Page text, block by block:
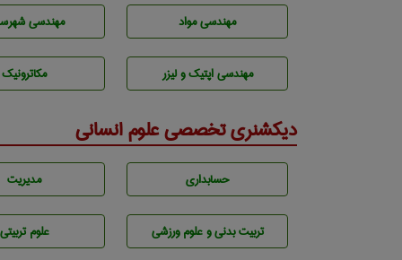
مهندسی مواد مهندسی
مهندسی اپتیک و لیزر مکاترونیک
دیکشنری تخصصی علوم انسانی
حسابداری مديريت
تربيت بدنی و علوم ورزشی علوم تربيتی